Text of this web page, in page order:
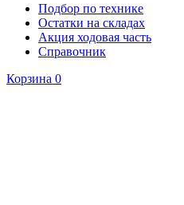
Подбор по технике
Остатки на складах
Акция ходовая часть
Справочник
Корзина 0